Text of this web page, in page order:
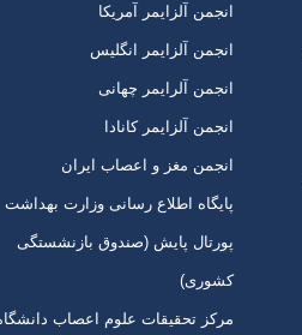
انجمن آلزایمر آمریکا
انجمن آلزایمر انگلیس
انجمن آلرایمر چهانی
انجمن آلزایمر کانادا
انجمن مغز و اعصاب ایران
پایگاه اطلاع رسانی وزارت بهداشت
پورتال پایش (صندوق بازنشستگی
کشوری)
مرکز تحقیقات علوم اعصاب